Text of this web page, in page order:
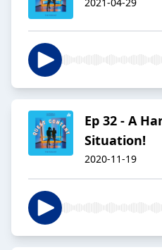
Ep 32 - A
Situation!
2020-11-19